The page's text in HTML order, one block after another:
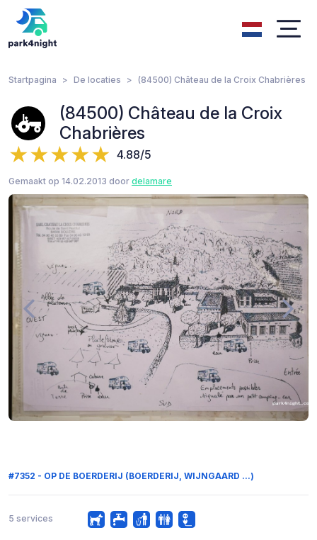
Startpagina De locaties (84500) Château de la Croix Chabrières
(84500) Château de la Croix
Chabrières
4.88/5
Gemaakt op 14.02.2013 door delamare
#7352 - OP DE BOERDERIJ (BOERDERIJ, WIJNGAARD ...)
5 services